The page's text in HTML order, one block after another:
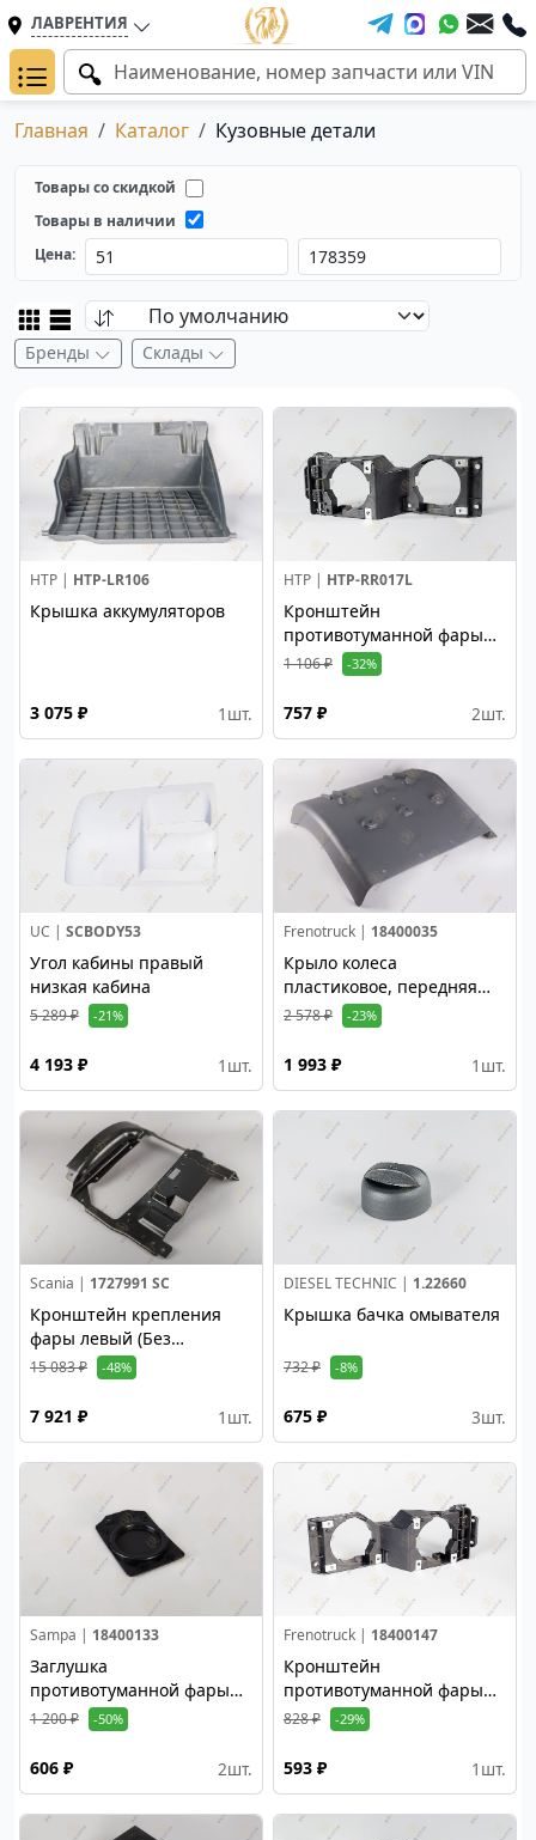
ЛАВРЕНТИЯ
Главная Каталог Кузовные детали
Товары со скидкой
Товары в наличии
Цена:
Бренды Склады
HTP | HTP-LR106
Крышка аккумуляторов
3 075 ₽ 1 шт.
HTP | HTP-RR017L
Кронштейн
противотуманной фары
левый
1 106 ₽ -32%
757 ₽ 2шт.
UC | SCBODY53
Угол кабины правый
низкая кабина
5 289 ₽ -21%
4 193 ₽ 1 шт.
Frenotruck | 18400035
Крыло колеса
пластиковое, передняя
сторона - правое, задняя -
левое, черное
2 578 ₽ -23%
1 993 ₽ 1 шт.
Scania | 1727991 SC
Кронштейн крепления
фары левый (Без
отверстия под омыватель
15 083 ₽ -48%
7 921 ₽ 1 шт.
DIESEL TECHNIC | 1.22660
Крышка бачка омывателя
732 ₽ -8%
675 ₽ 3шт.
Sampa | 18400133
Заглушка
противотуманной фары
внутренняя
1 200 ₽ -50%
606 ₽ 2шт.
Frenotruck | 18400147
Кронштейн
противотуманной фары
правый
828 ₽ -29%
593 ₽ 1 шт.